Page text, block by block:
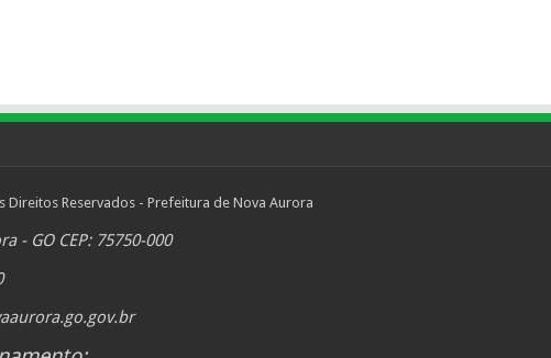
Reservados - Prefeitura de Nova Aurora
- GO CEP: 75750-000